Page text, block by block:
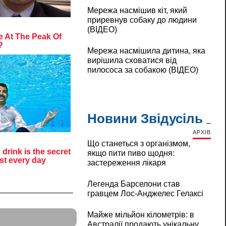
Мережа насмішив кіт, який
приревнув собаку до людини
(ВІДЕО)
Мережа насмішила дитина, яка
вирішила сховатися від
пилососа за собакою (ВІДЕО)
Новини Звідусіль
АРХІВ
Що станеться з організмом,
якщо пити пиво щодня:
застереження лікаря
Легенда Барселони став
гравцем Лос-Анджелес Гелаксі
Майже мільйон кілометрів: в